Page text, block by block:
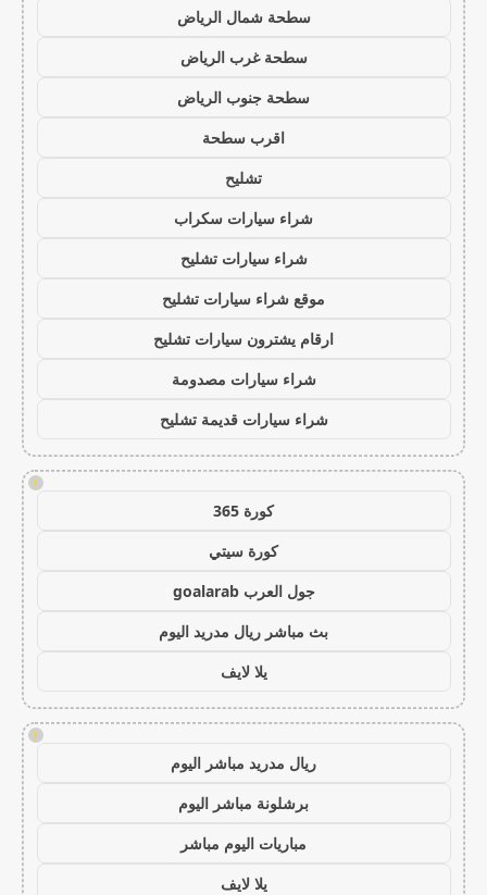
سطحة شمال الرياض
سطحة غرب الرياض
سطحة جنوب الرياض
اقرب سطحة
تشليح
شراء سيارات سكراب
شراء سيارات تشليح
موقع شراء سيارات تشليح
ارقام يشترون سيارات تشليح
شراء سيارات مصدومة
شراء سيارات قديمة تشليح
!
كورة 365
كورة سيتي
جول العرب goalarab
بث مباشر ريال مدريد اليوم
يلا لايف
!
ريال مدريد مباشر اليوم
برشلونة مباشر اليوم
مباريات اليوم مباشر
يلا لايف